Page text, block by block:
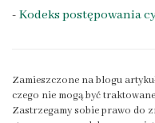
- Kodeks postępowania
Zamieszczone na blogu
czego nie mogą być
Zastrzegamy sobie prawo do